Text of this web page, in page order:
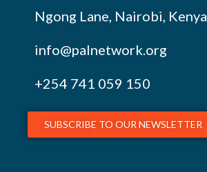
Ngong Lane, Nairobi, Kenya
info@palnetwork.org
+254 741 059 150
SUBSCRIBE TO OUR NEWSLETTER